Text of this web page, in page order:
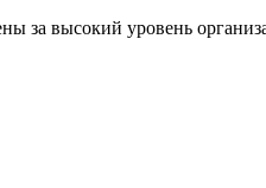
высокий уровень